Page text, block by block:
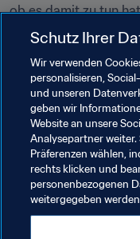
ob es damit zu tun
Hintergrund getreten
sie bald haben wird.
dritten Kandidaten,
laut und vernehmlich
Lemars neuestes
erschienen
Verwandte
Schutz Ihrer
Wir verwenden
personalisieren,
und unseren
geben wir
Website an unsere
Analysepartner
Präferenzen wählen,
rechts klicken und
personenbezogenen
weitergegeben